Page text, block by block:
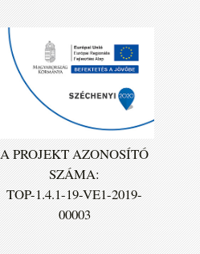
A PROJEKT AZONOSÍTÓ
SZÁMA:
TOP-1.4.1-19-VE1-2019-
00003